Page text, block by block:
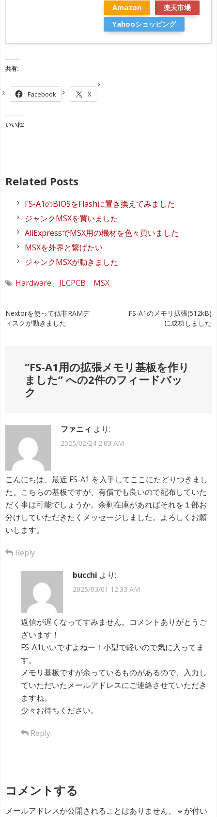
Amazon
楽天市場
Yahooショッピング
共有:
Facebook X
いいね:
Related Posts
FS-A1のBIOSをFlashに置き換えてみました
ジャンクMSXを買いました
AliExpressでMSX用の機材を色々買いました
MSXを外界と繋げたい
ジャンクMSXが動きました
Hardware、 JLCPCB、 MSX
投
シ
ョ
ン
Nextorを使って似非RAMデ
ィスクが動きました
FS-A1のメモリ拡張(512kB)
に成功しました
“FS-A1用の拡張メモリ基板を作り
ました” への2件のフィードバッ
ク
ファニィ より:
2025/02/24 2:03 AM
こんにちは、最近 FS-A1 を入手してここにたどりつきまし
た。こちらの基板ですが、有償でも良いので配布していた
だく事は可能でしょうか。余剰在庫があればそれを１部お
分けしていただきたくメッセージしました。よろしくお願
いします。
Reply
bucchi より:
2025/03/01 12:33 AM
返信が遅くなってすみません。コメントありがとうご
ざいます！
FS-A1いいですよねー！小型で軽いので気に入ってま
す。
メモリ基板ですが余っているものがあるので、入力し
ていただいたメールアドレスにご連絡させていただき
ますね。
少々お待ちください。
Reply
コメントする
メールアドレスが公開されることはありません。 ※ が付い